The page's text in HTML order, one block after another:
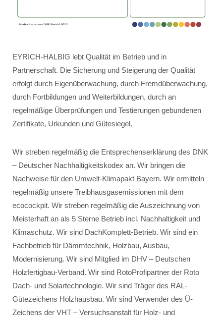
EYRICH-HALBIG lebt Qualität im Betrieb und in
Partnerschaft. Die Sicherung und Steigerung der Qualität
erfolgt durch Eigenüberwachung, durch Fremdüberwachung,
durch Fortbildungen und Weiterbildungen, durch an
regelmäßige Überprüfungen und Testierungen gebundenen
Zertifikate, Urkunden und Gütesiegel.
Wir streben regelmäßig die Entsprechenserklärung des DNK
– Deutscher Nachhaltigkeitskodex an. Wir bringen die
Nachweise für den Umwelt-Klimapakt Bayern. Wir ermitteln
regelmäßig unsere Treibhausgasemissionen mit dem
ecocockpit. Wir streben regelmäßig die Auszeichnung von
Meisterhaft an als 5 Sterne Betrieb incl. Nachhaltigkeit und
Klimaschutz. Wir sind DachKomplett-Betrieb. Wir sind ein
Fachbetrieb für Dämmtechnik, Holzbau, Ausbau,
Modernisierung. Wir sind Mitglied im DHV – Deutschen
Holzfertigbau-Verband. Wir sind RotoProfipartner der Roto
Dach- und Solartechnologie. Wir sind Träger des RAL-
Gütezeichens Holzhausbau. Wir sind Verwender des Ü-
Zeichens der VHT – Versuchsanstalt für Holz- und